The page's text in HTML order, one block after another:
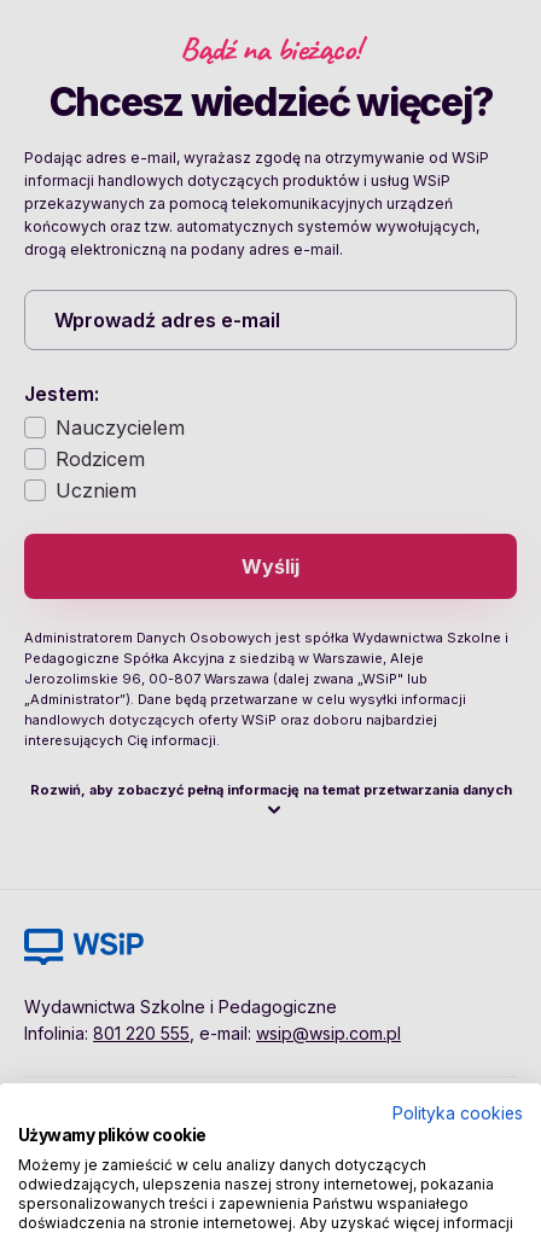
Bądź na bieżąco!
Chcesz wiedzieć więcej?
Podając adres e-mail, wyrażasz zgodę na otrzymywanie od WSiP
informacji handlowych dotyczących produktów i usług WSiP
przekazywanych za pomocą telekomunikacyjnych urządzeń
końcowych oraz tzw. automatycznych systemów wywołujących,
drogą elektroniczną na podany adres e-mail.
Jestem:
Nauczycielem
Rodzicem
Uczniem
Wyślij
Administratorem Danych Osobowych jest spółka Wydawnictwa Szkolne i
Pedagogiczne Spółka Akcyjna z siedzibą w Warszawie, Aleje
Jerozolimskie 96, 00-807 Warszawa (dalej zwana „WSiP" lub
„Administrator”). Dane będą przetwarzane w celu wysyłki informacji
handlowych dotyczących oferty WSiP oraz doboru najbardziej
interesujących Cię informacji.
Rozwiń, aby zobaczyć pełną informację na temat przetwarzania danych
Wydawnictwa Szkolne i Pedagogiczne
Infolinia: 801 220 555 , e-mail: wsip@wsip.com.pl
Dane osobowe
Regulamin
Pierwsze kroki
Sklep
Polityka cookies
Używamy plików cookie
Możemy je zamieścić w celu analizy danych dotyczących
odwiedzających, ulepszenia naszej strony internetowej, pokazania
spersonalizowanych treści i zapewnienia Państwu wspaniałego
doświadczenia na stronie internetowej. Aby uzyskać więcej informacji